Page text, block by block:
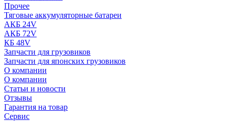
Прочее
Тяговые аккумуляторные батареи
АКБ 24V
АКБ 72V
КБ 48V
Запчасти для грузовиков
Запчасти для японских грузовиков
О компании
О компании
Статьи и новости
Отзывы
Гарантия на товар
Сервис